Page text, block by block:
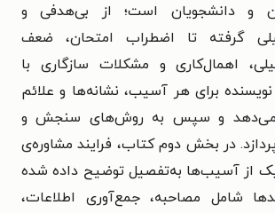
و دانشجویان است؛ از بی‌هدفی و
گرفته تا اضطراب امتحان، ضعف
اهمال‌کاری و مشکلات سازگاری با
برای هر آسیب، نشانه‌ها و علائم
می‌دهد و سپس به روش‌های سنجش و
در بخش دوم کتاب، فرایند مشاوره‌‌ی
از آسیب‌ها به‌تفصیل توضیح داده شده
شامل مصاحبه، جمع‌آوری اطلاعات،